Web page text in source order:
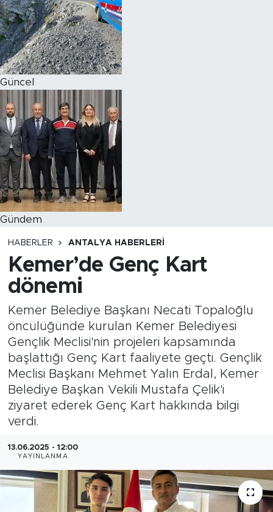
Güncel
Gündem
HABERLER ANTALYA HABERLERI
Kemer’de Genç Kart
dönemi
Kemer Belediye Başkanı Necati Topaloğlu
öncülüğünde kurulan Kemer Belediyesi
Gençlik Meclisi'nin projeleri kapsamında
başlattığı Genç Kart faaliyete geçti. Gençlik
Meclisi Başkanı Mehmet Yalın Erdal, Kemer
Belediye Başkan Vekili Mustafa Çelik'i
ziyaret ederek Genç Kart hakkında bilgi
verdi.
13.06.2025 - 12:00
YAYINLANMA
Magazin
Özel Haber
Politika
Resmi İlanlar
Sağlık
Spor
Turizm